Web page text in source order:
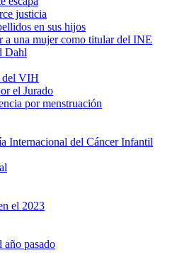
justicia
en sus hijos
a una mujer como titular del INE
Dahl
del VIH
el Jurado
por menstruación
Internacional del Cáncer Infantil
el 2023
año pasado